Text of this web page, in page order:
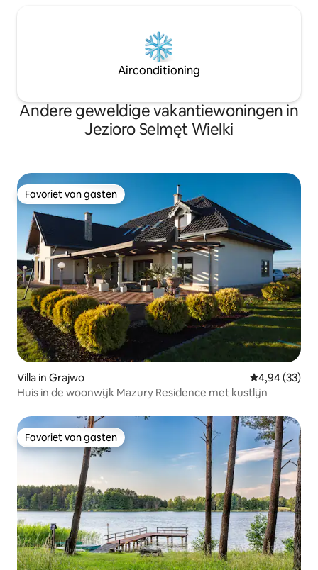
Airconditioning
Andere geweldige vakantiewoningen in
Jezioro Selmęt Wielki
Favoriet van gasten
Favoriet van gasten
Villa in Grajwo Gemiddelde
4,94 (33)
Huis in de woonwijk Mazury Residence met kustlijn
Favoriet van gasten
Favoriet van gasten